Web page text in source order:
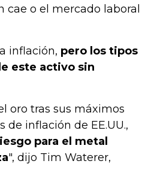
o el mercado laboral
inflación, pero los tipos
este activo sin
oro tras sus máximos
inflación de EE.UU.,
para el metal
", dijo Tim Waterer,